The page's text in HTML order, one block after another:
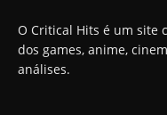
O Critical Hits é um site
dos games, anime,
análises.